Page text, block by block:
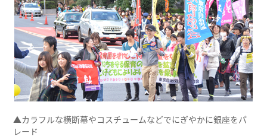
▲カラフルな横断幕やコスチュームなどでにぎやかに銀座をパ
レード